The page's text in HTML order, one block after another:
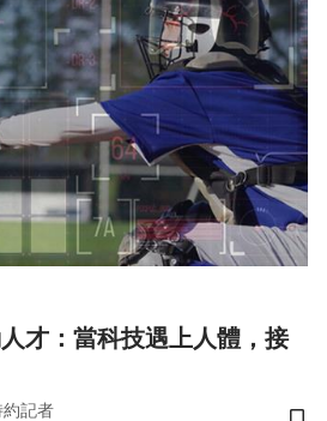
才：當科技遇上人體，接
記者